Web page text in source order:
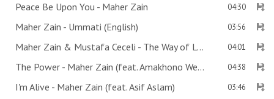
Peace Be Upon You - Maher Zain 04:30
Maher Zain - Ummati (English) 03:56
Maher Zain & Mustafa Ceceli - The Way of Love 04:01
The Power - Maher Zain (feat. Amakhono We Sintu) 04:38
I'm Alive - Maher Zain (feat. Asif Aslam) 03:46